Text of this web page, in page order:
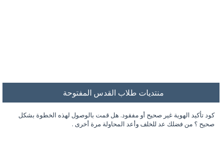
منتديات طلاب القدس المفتوحة
كود تأكيد الهوية غير صحيح أو مفقود. هل قمت بالوصول لهذه الخطوة بشكل
صحيح ؟ من فضلك عد للخلف وأعد المحاولة مرة أخرى .